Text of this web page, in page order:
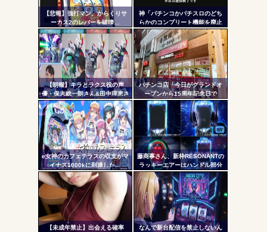
Powered by livedoor 相互RSS
【悲報】強打マン、からくりサ
ーカス2のレバーを破壊…
神「パチンコかパチスロのどち
らかのコンプリート機能を廃止
して出し放題にします！」←ど
っち選ぶ？？？
【朗報】キラとラクス役の声
優・保志総一朗さん&田中理恵さ
ん、eF機動戦士ガンダムSEED
クライマックスを打つｗｗｗｗ
パチンコ店「今日がグランドオ
ープンから15周年記念日で
す！」←ワイ「五万負けてま
す」
e女神のカフェテラスの収支がマ
イナス1000kに到達した…
藤商事さん、新枠RESONANTの
ラッキーエアーはハンドル部分
からのみで枠上部からの風は無
い模様。ヅラに配慮したか？
【未成年禁止】出会える確率
なんで新台配信を禁止しないん
- 固
定リ
ンク
自動
更新
ツー
ル